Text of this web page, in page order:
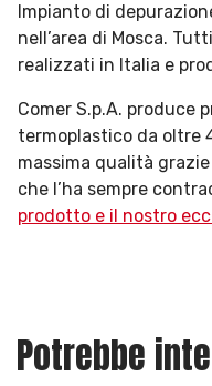
Impianto di
nell’area di Mosca.
realizzati in Italia e
Comer S.p.A. produce
termoplastico da oltre
massima qualità
che l’ha sempre
prodotto e il nostro
Potrebbe